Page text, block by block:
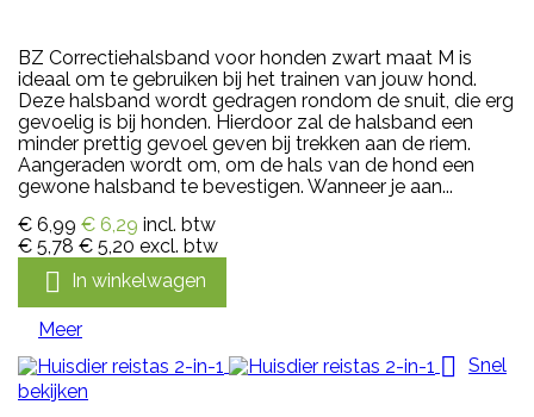
BZ Correctiehalsband voor honden zwart maat M is
ideaal om te gebruiken bij het trainen van jouw hond.
Deze halsband wordt gedragen rondom de snuit, die erg
gevoelig is bij honden. Hierdoor zal de halsband een
minder prettig gevoel geven bij trekken aan de riem.
Aangeraden wordt om, om de hals van de hond een
gewone halsband te bevestigen. Wanneer je aan...
€ 6,99 € 6,29 incl. btw
€ 5,78 € 5,20 excl. btw
 In winkelwagen
Meer

Snel
bekijken